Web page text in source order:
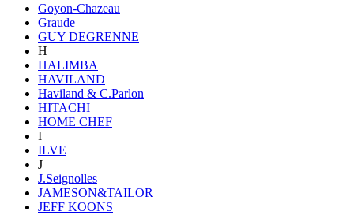
Goyon-Chazeau
Graude
GUY DEGRENNE
H
HALIMBA
HAVILAND
Haviland & C.Parlon
HITACHI
HOME CHEF
I
ILVE
J
J.Seignolles
JAMESON&TAILOR
JEFF KOONS